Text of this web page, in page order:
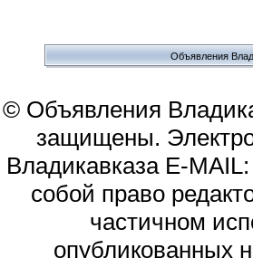
Объявления
© Объявления
защищены.
Владикавказа E-
собой право
частичном
опубликованных